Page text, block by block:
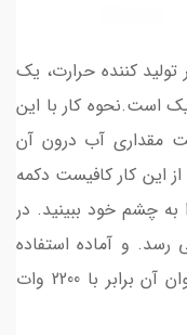
کننده حرارت، یک
است.نحوه کار با این
مقداری آب درون آن
این کار کافیست دکمه
به چشم خود ببینید. در
و آماده استفاده
است. ظرفیت این محصول 1.7 لیتر و توان آن برابر با 2200 وات